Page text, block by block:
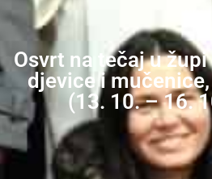
Osvrt na tečaj u
djevice i
(13. 10. – 16.